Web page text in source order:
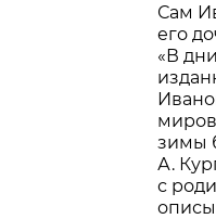
Сам
его
«В
зимы
А.
с